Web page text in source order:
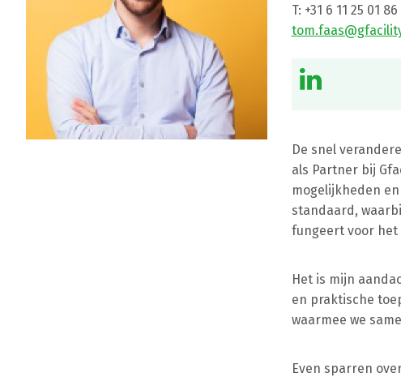
T: +31 6 11 25 01 86
De snel
als Partner bij
mogelijkheden
standaard,
fungeert voor het
Het is mijn
en praktische
waarmee we
Even sparren